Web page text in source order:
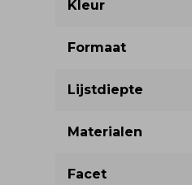
Kleur
Formaat
Lijstdiepte
Materialen
Facet